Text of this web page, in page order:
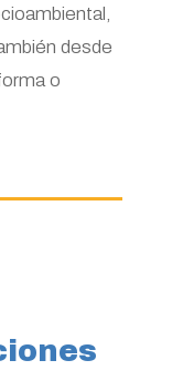
desde
o